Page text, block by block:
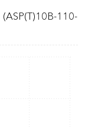
(ASP(T)10B-110-